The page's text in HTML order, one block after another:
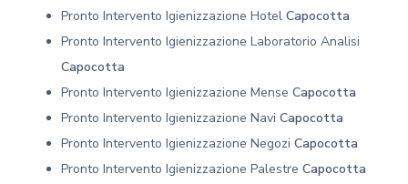
Pronto Intervento Igienizzazione Hotel Capocotta
Pronto Intervento Igienizzazione Laboratorio Analisi
Capocotta
Pronto Intervento Igienizzazione Mense Capocotta
Pronto Intervento Igienizzazione Navi Capocotta
Pronto Intervento Igienizzazione Negozi Capocotta
Pronto Intervento Igienizzazione Palestre Capocotta